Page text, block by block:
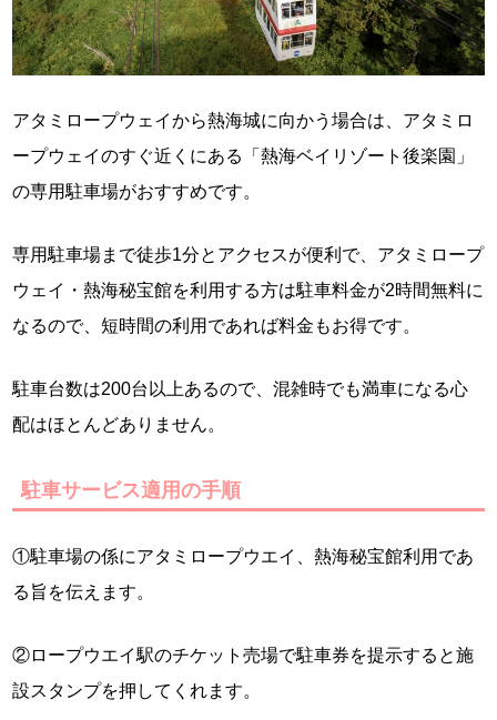
アタミロープウェイから熱海城に向かう場合は、アタミロ
ープウェイのすぐ近くにある「熱海ベイリゾート後楽園」
の専用駐車場がおすすめです。
専用駐車場まで徒歩1分とアクセスが便利で、アタミロープ
ウェイ・熱海秘宝館を利用する方は駐車料金が2時間無料に
なるので、短時間の利用であれば料金もお得です。
駐車台数は200台以上あるので、混雑時でも満車になる心
配はほとんどありません。
駐車サービス適用の手順
①駐車場の係にアタミロープウエイ、熱海秘宝館利用であ
る旨を伝えます。
②ロープウエイ駅のチケット売場で駐車券を提示すると施
設スタンプを押してくれます。